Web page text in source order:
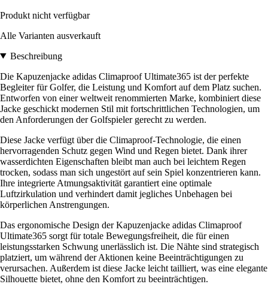
Produkt nicht verfügbar
Alle Varianten ausverkauft
Beschreibung
Die Kapuzenjacke adidas Climaproof Ultimate365 ist der perfekte
Begleiter für Golfer, die Leistung und Komfort auf dem Platz suchen.
Entworfen von einer weltweit renommierten Marke, kombiniert diese
Jacke geschickt modernen Stil mit fortschrittlichen Technologien, um
den Anforderungen der Golfspieler gerecht zu werden.
Diese Jacke verfügt über die Climaproof-Technologie, die einen
hervorragenden Schutz gegen Wind und Regen bietet. Dank ihrer
wasserdichten Eigenschaften bleibt man auch bei leichtem Regen
trocken, sodass man sich ungestört auf sein Spiel konzentrieren kann.
Ihre integrierte Atmungsaktivität garantiert eine optimale
Luftzirkulation und verhindert damit jegliches Unbehagen bei
körperlichen Anstrengungen.
Das ergonomische Design der Kapuzenjacke adidas Climaproof
Ultimate365 sorgt für totale Bewegungsfreiheit, die für einen
leistungsstarken Schwung unerlässlich ist. Die Nähte sind strategisch
platziert, um während der Aktionen keine Beeinträchtigungen zu
verursachen. Außerdem ist diese Jacke leicht tailliert, was eine elegante
Silhouette bietet, ohne den Komfort zu beeinträchtigen.